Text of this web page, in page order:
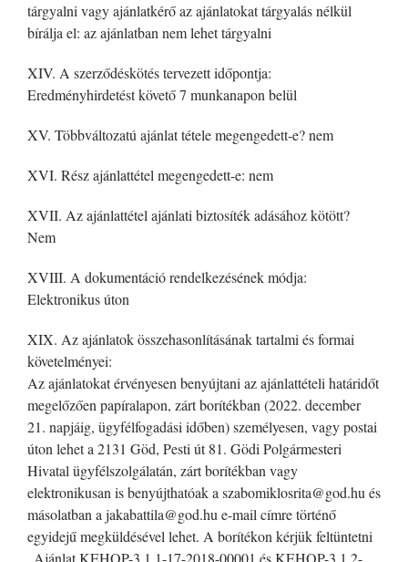
tárgyalni vagy ajánlatkérő az ajánlatokat tárgyalás nélkül
bírálja el: az ajánlatban nem lehet tárgyalni
XIV. A szerződéskötés tervezett időpontja:
Eredményhirdetést követő 7 munkanapon belül
XV. Többváltozatú ajánlat tétele megengedett-e? nem
XVI. Rész ajánlattétel megengedett-e: nem
XVII. Az ajánlattétel ajánlati biztosíték adásához kötött?
Nem
XVIII. A dokumentáció rendelkezésének módja:
Elektronikus úton
XIX. Az ajánlatok összehasonlításának tartalmi és formai
követelményei:
Az ajánlatokat érvényesen benyújtani az ajánlattételi határidőt
megelőzően papíralapon, zárt borítékban (2022. december
21. napjáig, ügyfélfogadási időben) személyesen, vagy postai
úton lehet a 2131 Göd, Pesti út 81. Gödi Polgármesteri
Hivatal ügyfélszolgálatán, zárt borítékban vagy
elektronikusan is benyújthatóak a szabomiklosrita@god.hu és
másolatban a jakabattila@god.hu e-mail címre történő
egyidejű megküldésével lehet. A borítékon kérjük feltüntetni
„Ajánlat KEHOP-3.1.1-17-2018-00001 és KEHOP-3.1.2-